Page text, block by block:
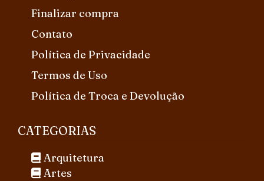
Finalizar compra
Contato
Política de Privacidade
Termos de Uso
Política de Troca e Devolução
CATEGORIAS
Arquitetura
Artes